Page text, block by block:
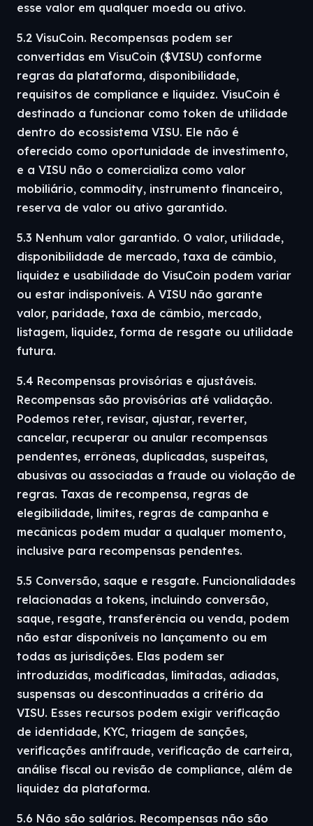
esse valor em qualquer moeda ou ativo.
5.2 VisuCoin. Recompensas podem ser
convertidas em VisuCoin ($VISU) conforme
regras da plataforma, disponibilidade,
requisitos de compliance e liquidez. VisuCoin é
destinado a funcionar como token de utilidade
dentro do ecossistema VISU. Ele não é
oferecido como oportunidade de investimento,
e a VISU não o comercializa como valor
mobiliário, commodity, instrumento financeiro,
reserva de valor ou ativo garantido.
5.3 Nenhum valor garantido. O valor, utilidade,
disponibilidade de mercado, taxa de câmbio,
liquidez e usabilidade do VisuCoin podem variar
ou estar indisponíveis. A VISU não garante
valor, paridade, taxa de câmbio, mercado,
listagem, liquidez, forma de resgate ou utilidade
futura.
5.4 Recompensas provisórias e ajustáveis.
Recompensas são provisórias até validação.
Podemos reter, revisar, ajustar, reverter,
cancelar, recuperar ou anular recompensas
pendentes, errôneas, duplicadas, suspeitas,
abusivas ou associadas a fraude ou violação de
regras. Taxas de recompensa, regras de
elegibilidade, limites, regras de campanha e
mecânicas podem mudar a qualquer momento,
inclusive para recompensas pendentes.
5.5 Conversão, saque e resgate. Funcionalidades
relacionadas a tokens, incluindo conversão,
saque, resgate, transferência ou venda, podem
não estar disponíveis no lançamento ou em
todas as jurisdições. Elas podem ser
introduzidas, modificadas, limitadas, adiadas,
suspensas ou descontinuadas a critério da
VISU. Esses recursos podem exigir verificação
de identidade, KYC, triagem de sanções,
verificações antifraude, verificação de carteira,
análise fiscal ou revisão de compliance, além de
liquidez da plataforma.
5.6 Não são salários. Recompensas não são